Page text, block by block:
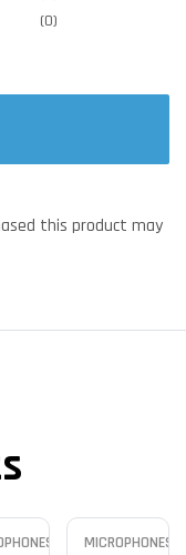
(0)
this product may
MICROPHONES